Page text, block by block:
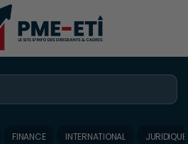
FINANCE INTERNATIONAL JURIDIQUE